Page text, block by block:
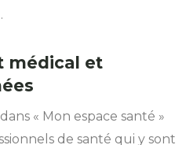
médical et
« Mon espace santé »
de santé qui y sont